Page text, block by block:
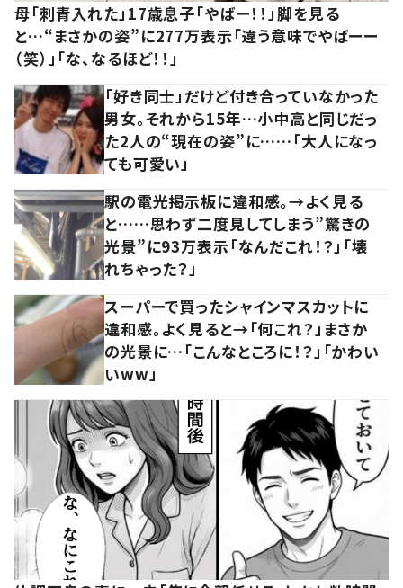
母「刺青入れた」17歳息子「やばー！！」脚を見る
と…“まさかの姿”に277万表示「違う意味でやばーー
（笑）」「な、なるほど！！」
「好き同士」だけど付き合っていなかった
男女。それから15年…小中高と同じだっ
た2人の“現在の姿”に……「大人になっ
ても可愛い」
駅の電光掲示板に違和感。→よく見る
と……思わず二度見してしまう”驚きの
光景”に93万表示「なんだこれ！？」「壊
れちゃった？」
スーパーで買ったシャインマスカットに
違和感。よく見ると→「何これ？」まさか
の光景に…「こんなところに！？」「かわい
いww」